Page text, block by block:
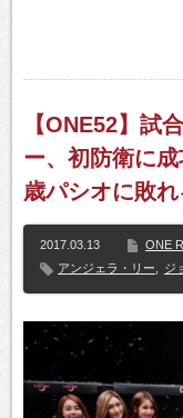
【ONE52】試
ー、初防衛に
歳パシオに敗れ
2017.03.13 ONE
アンジェラ・リー
ジ